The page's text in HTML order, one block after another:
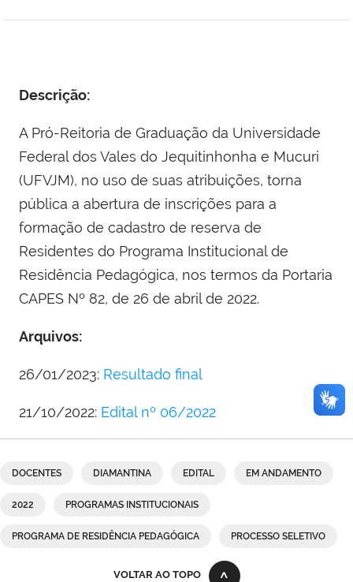
Descrição:
A Pró-Reitoria de Graduação da Universidade
Federal dos Vales do Jequitinhonha e Mucuri
(UFVJM), no uso de suas atribuições, torna
pública a abertura de inscrições para a
formação de cadastro de reserva de
Residentes do Programa Institucional de
Residência Pedagógica, nos termos da Portaria
CAPES Nº 82, de 26 de abril de 2022.
Arquivos:
26/01/2023: Resultado final
21/10/2022: Edital nº 06/2022
DOCENTES DIAMANTINA EDITAL EM ANDAMENTO
2022 PROGRAMAS INSTITUCIONAIS
PROGRAMA DE RESIDÊNCIA PEDAGÓGICA PROCESSO SELETIVO
VOLTAR AO TOPO